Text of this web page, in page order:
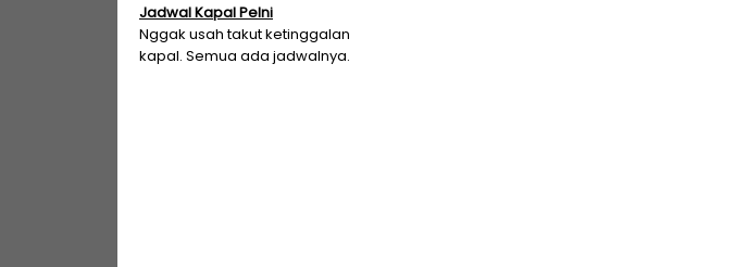
Jadwal Kapal Pelni
Nggak usah takut ketinggalan
kapal. Semua ada jadwalnya.